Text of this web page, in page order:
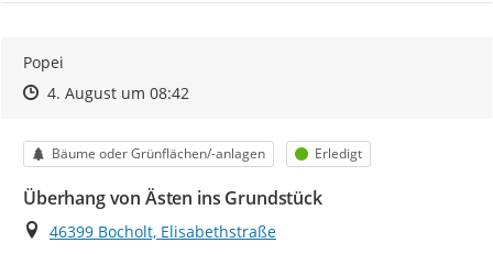
Popei
Zeitpunkt des Erstellens
Zeitpunkt des Erstellens
4. August um 08:42Zur Äußerung
Kategorie
Bäume oder Grünflächen/-anlagen Status
Erledigt
Überhang von Ästen ins Grundstück
Ort
46399 Bocholt, Elisabethstraße